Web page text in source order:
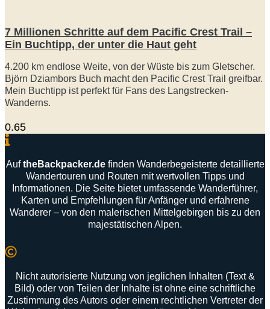
7 Millionen Schritte auf dem Pacific Crest Trail –
Ein Buchtipp, der unter die Haut geht
4.200 km endlose Weite, von der Wüste bis zum Gletscher.
Björn Dziambors Buch macht den Pacific Crest Trail greifbar.
Mein Buchtipp ist perfekt für Fans des Langstrecken-
Wanderns.
Auf theBackpacker.de finden Wanderbegeisterte detaillierte
Wandertouren und Routen mit wertvollen Tipps und
Informationen. Die Seite bietet umfassende Wanderführer,
Karten und Empfehlungen für Anfänger und erfahrene
Wanderer – von den malerischen Mittelgebirgen bis zu den
majestätischen Alpen.
Nicht autorisierte Nutzung von jeglichen Inhalten (Text &
Bild) oder von Teilen der Inhalte ist ohne eine schriftliche
Zustimmung des Autors oder einem rechtlichen Vertreter der